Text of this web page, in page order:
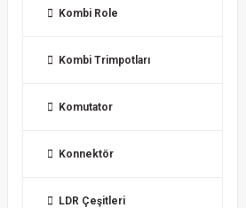
Kombi Role
Kombi Trimpotları
Komutator
Konnektör
LDR Çeşitleri